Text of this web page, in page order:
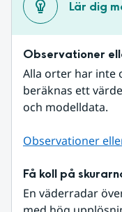
Lär dig
Observationer
Alla orter har inte
beräknas ett
och modelldata.
Observationer
Få koll på
En väderradar